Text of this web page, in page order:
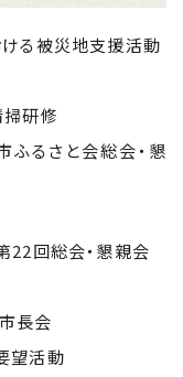
る被災地支援活動
研修
るさと会総会・懇
回総会・懇親会
長会
望活動